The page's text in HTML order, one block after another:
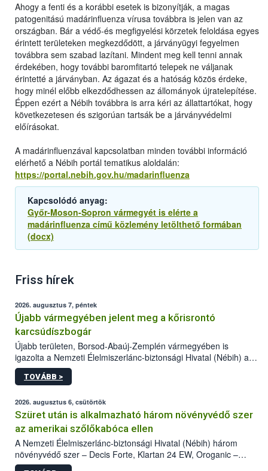
Ahogy a fenti és a korábbi esetek is bizonyítják, a magas
patogenitású madárinfluenza vírusa továbbra is jelen van az
országban. Bár a védő-és megfigyelési körzetek feloldása egyes
érintett területeken megkezdődött, a járványügyi fegyelmen
továbbra sem szabad lazítani. Mindent meg kell tenni annak
érdekében, hogy további baromfitartó telepek ne váljanak
érintetté a járványban. Az ágazat és a hatóság közös érdeke,
hogy minél előbb elkezdődhessen az állományok újratelepítése.
Éppen ezért a Nébih továbbra is arra kéri az állattartókat, hogy
következetesen és szigorúan tartsák be a járványvédelmi
előírásokat.
A madárinfluenzával kapcsolatban minden további információ
elérhető a Nébih portál tematikus aloldalán:
https://portal.nebih.gov.hu/madarinfluenza
Kapcsolódó anyag:
Győr-Moson-Sopron vármegyét is elérte a
madárinfluenza című közlemény letölthető formában
(docx)
Friss hírek
2026. augusztus 7, péntek
Újabb vármegyében jelent meg a kőrisrontó
karcsúdíszbogár
Újabb területen, Borsod-Abaúj-Zemplén vármegyében is
igazolta a Nemzeti Élelmiszerlánc-biztonsági Hivatal (Nébih) a
kőrisrontó karcsúdíszbogár (Agrilus planipennis) jelenlétét. A
kártevőt nem csak színcsapdában találták meg, de már fertőzött
az intenzív felderítést, emellett az intézkedéseket a szlovák
hatósággal is összehangolják a terjedés megállítása érdekében.
TOVÁBB >
2026. augusztus 6, csütörtök
Szüret után is alkalmazható három növényvédő szer
az amerikai szőlőkabóca ellen
A Nemzeti Élelmiszerlánc-biztonsági Hivatal (Nébih) három
növényvédő szer – Decis Forte, Klartan 24 EW, Oroganic –
engedélyokiratát módosította, így azok a szüretet követően,